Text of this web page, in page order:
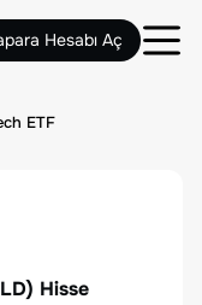
Hesabı Aç
ETF
) Hisse